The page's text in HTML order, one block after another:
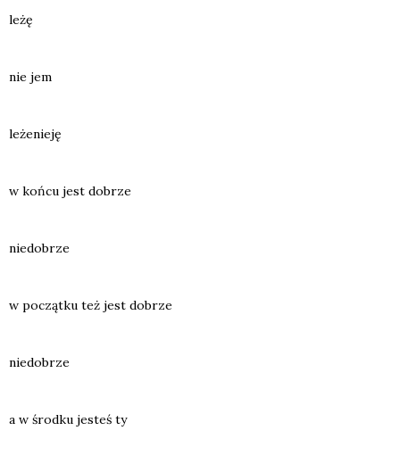
leżę
nie jem
leże­nie­ję
w koń­cu jest dobrze
nie­do­brze
w począt­ku też jest dobrze
nie­do­brze
a w środ­ku jesteś ty